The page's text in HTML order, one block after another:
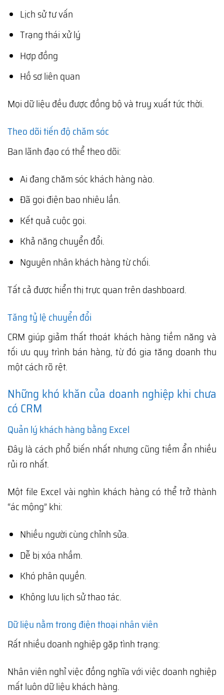
Lịch sử tư vấn
Trạng thái xử lý
Hợp đồng
Hồ sơ liên quan
Mọi dữ liệu đều được đồng bộ và truy xuất tức thời.
Theo dõi tiến độ chăm sóc
Ban lãnh đạo có thể theo dõi:
Ai đang chăm sóc khách hàng nào.
Đã gọi điện bao nhiêu lần.
Kết quả cuộc gọi.
Khả năng chuyển đổi.
Nguyên nhân khách hàng từ chối.
Tất cả được hiển thị trực quan trên dashboard.
Tăng tỷ lệ chuyển đổi
CRM giúp giảm thất thoát khách hàng tiềm năng và
tối ưu quy trình bán hàng, từ đó gia tăng doanh thu
một cách rõ rệt.
Những khó khăn của doanh nghiệp khi chưa
có CRM
Quản lý khách hàng bằng Excel
Đây là cách phổ biến nhất nhưng cũng tiềm ẩn nhiều
rủi ro nhất.
Một file Excel vài nghìn khách hàng có thể trở thành
“ác mộng” khi:
Nhiều người cùng chỉnh sửa.
Dễ bị xóa nhầm.
Khó phân quyền.
Không lưu lịch sử thao tác.
Dữ liệu nằm trong điện thoại nhân viên
Rất nhiều doanh nghiệp gặp tình trạng:
Nhân viên nghỉ việc đồng nghĩa với việc doanh nghiệp
mất luôn dữ liệu khách hàng.